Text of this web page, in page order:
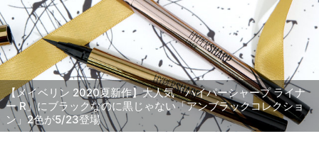
【メイベリン 2020夏新作】大人気「ハイパーシャープ ライナ
ー R」にブラックなのに黒じゃない「アンブラックコレクショ
ン」2色が5/23登場